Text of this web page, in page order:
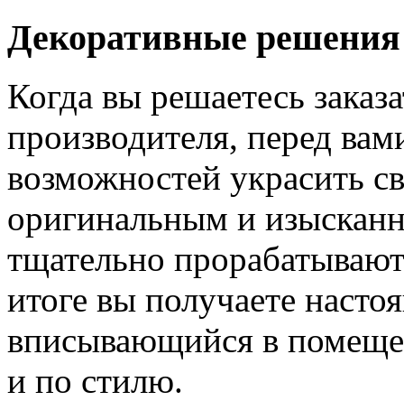
Декоративные решения
Когда вы решаетесь
производителя, перед
возможностей украсить
оригинальным и
тщательно
итоге вы получаете
вписывающийся в
и по стилю.